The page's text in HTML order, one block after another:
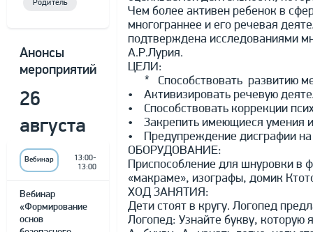
Родитель
Анонсы
мероприятий
26
августа
Вебинар
13:00-
13:00
Вебинар
«Формирование
основ
Чем более активен ребенок в
многограннее и его речевая
подтверждена исследованиями
А.Р.Лурия.
ЦЕЛИ:
* Способствовать развитию
• Активизировать речевую
• Способствовать коррекции
• Закрепить имеющиеся умения
• Предупреждение дисграфии
ОБОРУДОВАНИЕ:
Приспособление для шнуровки в
«макраме», изографы, домик
ХОД ЗАНЯТИЯ:
Дети стоят в кругу. Логопед
Логопед: Узнайте букву, которую